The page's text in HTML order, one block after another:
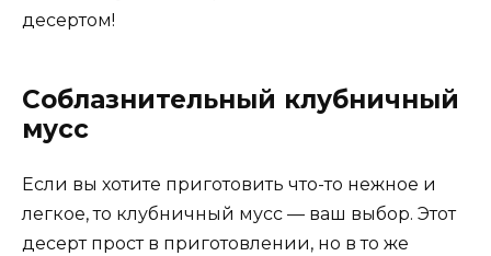
десертом!
Соблазнительный клубничный
мусс
Если вы хотите приготовить что-то нежное и
легкое, то клубничный мусс — ваш выбор. Этот
десерт прост в приготовлении, но в то же